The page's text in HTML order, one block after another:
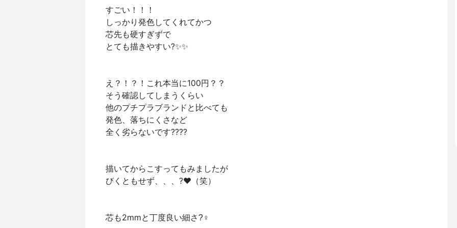
すごい！！！
しっかり発色してくれてかつ
芯先も硬すぎずで
とても描きやすい?✨✨
え？！？！これ本当に100円？？
そう確認してしまうくらい
他のプチプラブランドと比べても
発色、落ちにくさなど
全く劣らないです????
描いてからこすってもみましたが
びくともせず、、、?❤️（笑）
芯も2mmと丁度良い細さ?‍♀